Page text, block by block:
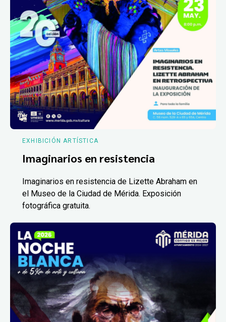
EXHIBICIÓN ARTÍSTICA
Imaginarios en resistencia
Imaginarios en resistencia de Lizette Abraham en
el Museo de la Ciudad de Mérida. Exposición
fotográfica gratuita.